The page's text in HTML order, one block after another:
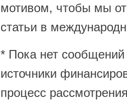
мотивом, чтобы мы
статьи в
* Пока нет
источники
процесс